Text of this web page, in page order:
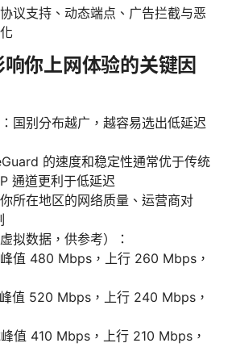
议支持、动态端点、广告拦截与恶
你上网体验的关键因
国别分布越广，越容易选出低延迟
的速度和稳定性通常优于传统
通道更利于低延迟
所在地区的网络质量、运营商对
拟数据，供参考）：
值 480 Mbps，上行 260 Mbps，
值 520 Mbps，上行 240 Mbps，
值 410 Mbps，上行 210 Mbps，